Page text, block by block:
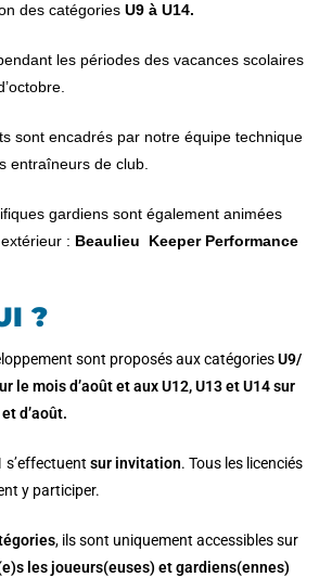
des catégories U9 à U14.
les périodes des vacances scolaires
sont encadrés par notre équipe technique
entraîneurs de club.
gardiens sont également animées
: Beaulieu Keeper Performance
?
sont proposés aux catégoriesU9/
le mois d’août et aux U12, U13 et U14 sur
d’août.
s’effectuent sur invitation. Tous les licenciés
y participer.
, ils sont uniquement accessibles sur
les joueurs(euses) et gardiens(ennes)